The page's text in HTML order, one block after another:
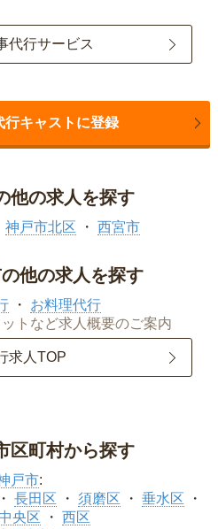
代行サービス
行キャストに登録
他の求人を探す
神戸市北区 西宮市
他の求人を探す
お料理代行
トなど求人概要のご案内
求人TOP
区町村から探す
戸市:
長田区 須磨区
垂水区
中央区
西区